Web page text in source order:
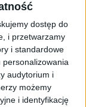
dostęp do
i przetwarzamy
i standardowe
personalizowania
audytorium i
możemy
i identyfikację